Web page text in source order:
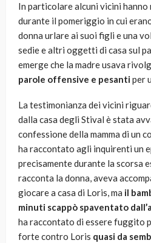
In particolare alcuni vicini
durante il pomeriggio in cui
donna urlare ai suoi figli e una
sedie e altri oggetti di casa sul
emerge che la madre usava
parole offensive e pesantiper
La testimonianza dei vicini
dalla casa degli Stival è stata
confessione della mamma di un
ha raccontato agli inquirenti un
precisamente durante la scorsa
racconta la donna, aveva
giocare a casa di Loris, ma il
minuti scappò spaventato
ha raccontato di essere fuggito
forte contro Loris quasi da